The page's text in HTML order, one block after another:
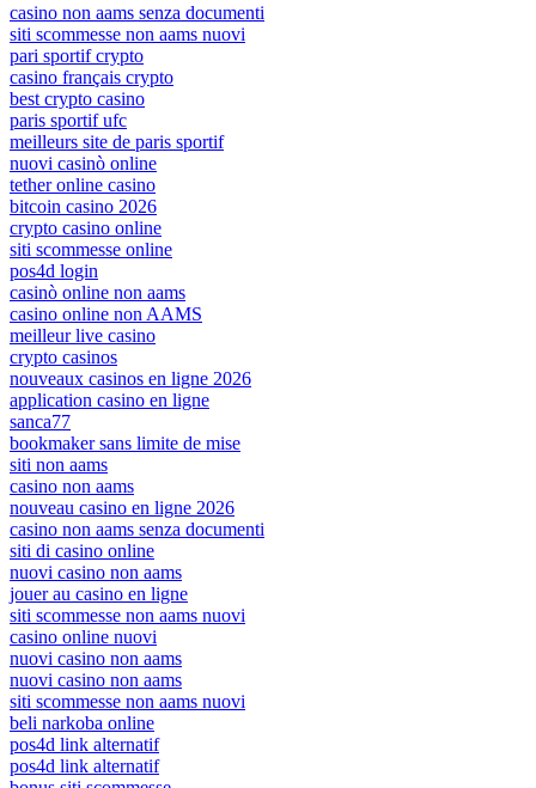
casino non aams senza documenti
siti scommesse non aams nuovi
pari sportif crypto
casino français crypto
best crypto casino
paris sportif ufc
meilleurs site de paris sportif
nuovi casinò online
tether online casino
bitcoin casino 2026
crypto casino online
siti scommesse online
pos4d login
casinò online non aams
casino online non AAMS
meilleur live casino
crypto casinos
nouveaux casinos en ligne 2026
application casino en ligne
sanca77
bookmaker sans limite de mise
siti non aams
casino non aams
nouveau casino en ligne 2026
casino non aams senza documenti
siti di casino online
nuovi casino non aams
jouer au casino en ligne
siti scommesse non aams nuovi
casino online nuovi
nuovi casino non aams
nuovi casino non aams
siti scommesse non aams nuovi
beli narkoba online
pos4d link alternatif
pos4d link alternatif